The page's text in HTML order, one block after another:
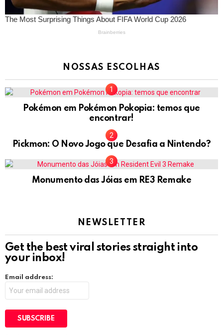
NOSSAS ESCOLHAS
Pokémon em Pokémon Pokopia: temos que
encontrar!
Pickmon: O Novo Jogo que Desafia a Nintendo?
Monumento das Jóias em RE3 Remake
NEWSLETTER
Get the best viral stories straight into
your inbox!
Email address: